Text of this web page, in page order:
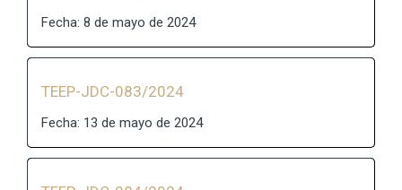
Fecha: 8 de mayo de 2024
TEEP-JDC-083/2024
Fecha: 13 de mayo de 2024